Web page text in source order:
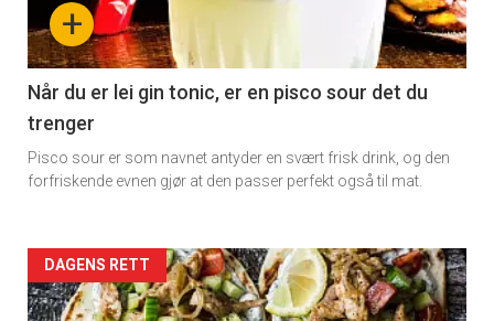
section
11
+
Når du er lei gin tonic, er en pisco sour det du
trenger
Pisco sour er som navnet antyder en svært frisk drink, og den
forfriskende evnen gjør at den passer perfekt også til mat.
Artikler
DAGENS RETT